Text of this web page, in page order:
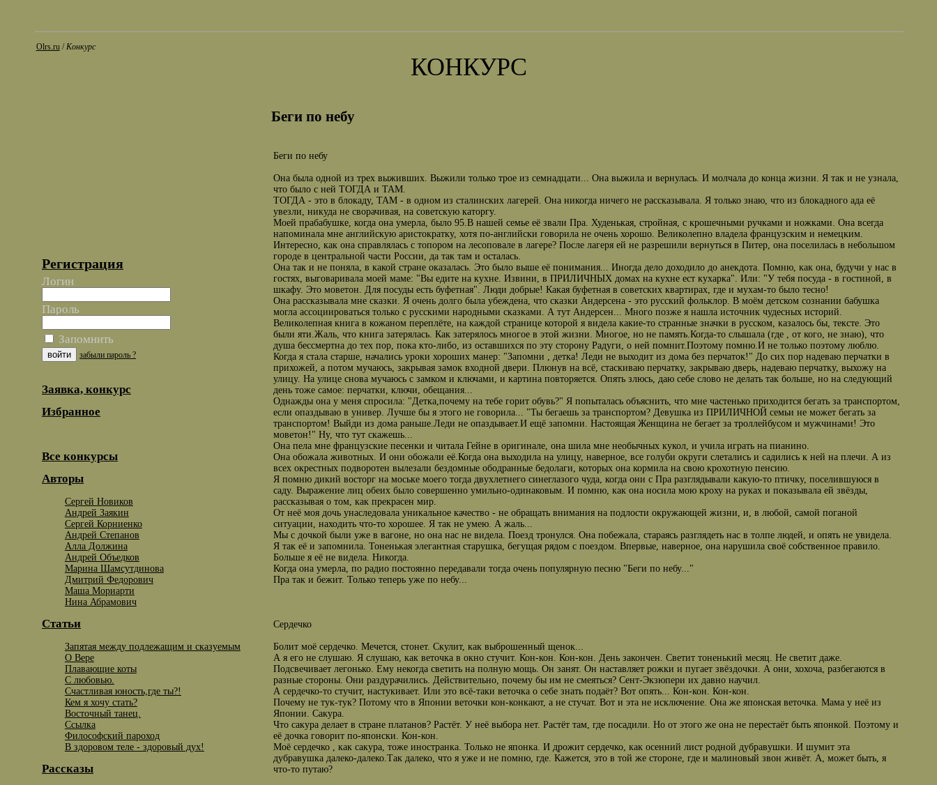
Olrs.ru/Конкурс
КОНКУРС
Регистрация
Логин
Пароль
Запомнить
забыли пароль ?
Заявка, конкурс
Избранное
Все конкурсы
Авторы
Сергей Новиков
Андрей Заякин
Сергей Корниенко
Андрей Степанов
Алла Должина
Андрей Объедков
Марина Шамсутдинова
Дмитрий Федорович
Маша Мориарти
Нина Абрамович
Статьи
Запятая между подлежащим и сказуемым
О Вере
Плавающие коты
С любовью.
Счастливая юность,где ты?!
Кем я хочу стать?
Восточный танец.
Ссылка
Философский пароход
В здоровом теле - здоровый дух!
Рассказы
Беги по небу
Беги по небу
Она была одной из трех выживших. Выжили только трое из семнадцати... Она выжила и вернулась. И молчала до конца жизни. Я так и не узнала,
что было с ней ТОГДА и ТАМ.
ТОГДА - это в блокаду, ТАМ - в одном из сталинских лагерей. Она никогда ничего не рассказывала. Я только знаю, что из блокадного ада её
увезли, никуда не сворачивая, на советскую каторгу.
Моей прабабушке, когда она умерла, было 95.В нашей семье её звали Пра. Худенькая, стройная, с крошечными ручками и ножками. Она всегда
напоминала мне английскую аристократку, хотя по-английски говорила не очень хорошо. Великолепно владела французским и немецким.
Интересно, как она справлялась с топором на лесоповале в лагере? После лагеря ей не разрешили вернуться в Питер, она поселилась в небольшом
городе в центральной части России, да так там и осталась.
Она так и не поняла, в какой стране оказалась. Это было выше её понимания... Иногда дело доходило до анекдота. Помню, как она, будучи у нас в
гостях, выговаривала моей маме: "Вы едите на кухне. Извини, в ПРИЛИЧНЫХ домах на кухне ест кухарка". Или: "У тебя посуда - в гостиной, в
шкафу. Это моветон. Для посуды есть буфетная". Люди добрые! Какая буфетная в советских квартирах, где и мухам-то было тесно!
Она рассказывала мне сказки. Я очень долго была убеждена, что сказки Андерсена - это русский фольклор. В моём детском сознании бабушка
могла ассоциироваться только с русскими народными сказками. А тут Андерсен... Много позже я нашла источник чудесных историй.
Великолепная книга в кожаном переплёте, на каждой странице которой я видела какие-то странные значки в русском, казалось бы, тексте. Это
были яти.Жаль, что книга затерялась. Как затерялось многое в этой жизни. Многое, но не память.Когда-то слышала (где , от кого, не знаю), что
душа бессмертна до тех пор, пока кто-либо, из оставшихся по эту сторону Радуги, о ней помнит.Поэтому помню.И не только поэтому люблю.
Когда я стала старше, начались уроки хороших манер: "Запомни , детка! Леди не выходит из дома без перчаток!" До сих пор надеваю перчатки в
прихожей, а потом мучаюсь, закрывая замок входной двери. Плюнув на всё, стаскиваю перчатку, закрываю дверь, надеваю перчатку, выхожу на
улицу. На улице снова мучаюсь с замком и ключами, и картина повторяется. Опять злюсь, даю себе слово не делать так больше, но на следующий
день тоже самое: перчатки, ключи, обещания...
Однажды она у меня спросила: "Детка,почему на тебе горит обувь?" Я попыталась объяснить, что мне частенько приходится бегать за транспортом,
если опаздываю в универ. Лучше бы я этого не говорила... "Ты бегаешь за транспортом? Девушка из ПРИЛИЧНОЙ семьи не может бегать за
транспортом! Выйди из дома раньше.Леди не опаздывает.И ещё запомни. Настоящая Женщина не бегает за троллейбусом и мужчинами! Это
моветон!" Ну, что тут скажешь...
Она пела мне французские песенки и читала Гейне в оригинале, она шила мне необычных кукол, и учила играть на пианино.
Она обожала животных. И они обожали её.Когда она выходила на улицу, наверное, все голуби округи слетались и садились к ней на плечи. А из
всех окрестных подворотен вылезали бездомные ободранные бедолаги, которых она кормила на свою крохотную пенсию.
Я помню дикий восторг на моське моего тогда двухлетнего синеглазого чуда, когда они с Пра разглядывали какую-то птичку, поселившуюся в
саду. Выражение лиц обеих было совершенно умильно-одинаковым. И помню, как она носила мою кроху на руках и показывала ей звёзды,
рассказывая о том, как прекрасен мир.
От неё моя дочь унаследовала уникальное качество - не обращать внимания на подлости окружающей жизни, и, в любой, самой поганой
ситуации, находить что-то хорошее. Я так не умею. А жаль...
Мы с дочкой были уже в вагоне, но она нас не видела. Поезд тронулся. Она побежала, стараясь разглядеть нас в толпе людей, и опять не увидела.
Я так её и запомнила. Тоненькая элегантная старушка, бегущая рядом с поездом. Впервые, наверное, она нарушила своё собственное правило.
Больше я её не видела. Никогда.
Когда она умерла, по радио постоянно передавали тогда очень популярную песню "Беги по небу..."
Пра так и бежит. Только теперь уже по небу...
Cердечко
Болит моё сердечко. Мечется, стонет. Скулит, как выброшенный щенок...
А я его не слушаю. Я слушаю, как веточка в окно стучит. Кон-кон. Кон-кон. День закончен. Светит тоненький месяц. Не светит даже.
Подсвечивает легонько. Ему некогда светить на полную мощь. Он занят. Он наставляет рожки и пугает звёздочки. А они, хохоча, разбегаются в
разные стороны. Они раздурачились. Действительно, почему бы им не смеяться? Сент-Экзюпери их давно научил.
А сердечко-то стучит, настукивает. Или это всё-таки веточка о себе знать подаёт? Вот опять... Кон-кон. Кон-кон.
Почему не тук-тук? Потому что в Японии веточки кон-конкают, а не стучат. Вот и эта не исключение. Она же японская веточка. Мама у неё из
Японии. Сакура.
Что сакура делает в стране платанов? Растёт. У неё выбора нет. Растёт там, где посадили. Но от этого же она не перестаёт быть японкой. Поэтому и
её дочка говорит по-японски. Кон-кон.
Mоё сердечко , как сакура, тоже иностранка. Только не японка. И дрожит сердечко, как осенний лист родной дубравушки. И шумит эта
дубравушка далеко-далеко.Так далеко, что я уже и не помню, где. Кажется, это в той же стороне, где и малиновый звон живёт. А, может быть, я
что-то путаю?